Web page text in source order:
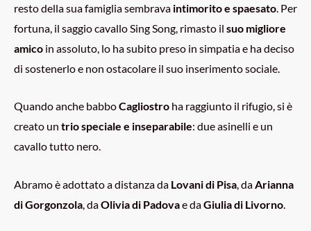
resto della sua famiglia sembrava intimorito e spaesato . Per
fortuna, il saggio cavallo Sing Song, rimasto il suo migliore
amico in assoluto, lo ha subito preso in simpatia e ha deciso
di sostenerlo e non ostacolare il suo inserimento sociale.
Quando anche babboCagliostro ha raggiunto il rifugio, si è
creato un trio speciale e inseparabile: due asinelli e un
cavallo tutto nero.
Abramo è adottato a distanza da Lovani di Pisa, daArianna
di Gorgonzola, daOlivia di Padovae daGiulia di Livorno.